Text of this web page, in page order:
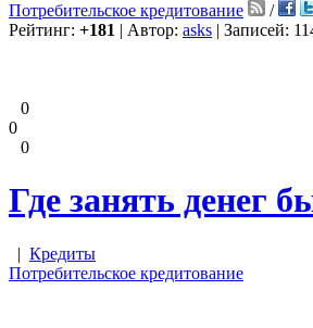
Потребительское кредитование
/
Рейтинг: +181 | Автор: asks | Записей:
0
0
0
Где занять денег
| Кредиты
Потребительское кредитование